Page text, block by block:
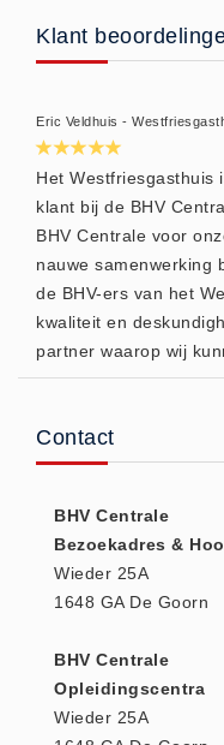
Textiel -
Portofoons
Reanimatiepoppen -
Oefenmateriaal
- (0)
Accessoires Ambu (0)
Accessoires Laerdal (0)
Reanimatiepoppen -
Oefenmateriaal -
Lights (0)
Testgassen - Testsets
Testgassen - Testsets -
Computers (0)
Klant
Eric Veldhuis -
Het Westfriesgasthuis
klant bij de BHV
BHV Centrale voor
nauwe samenwerking
de BHV-ers van het
kwaliteit en
partner waarop wij
Contact
BHV Centrale
Bezoekadres &
Wieder 25A
1648 GA De Goorn
BHV Centrale
Opleidingscentra
Wieder 25A